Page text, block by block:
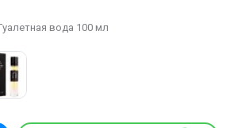
вода 100 мл